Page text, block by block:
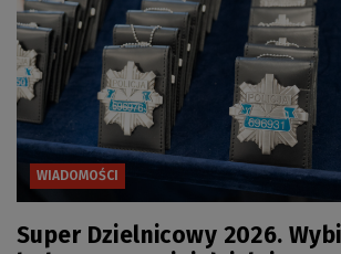
WIADOMOŚCI
Super Dzielnicowy 2026.